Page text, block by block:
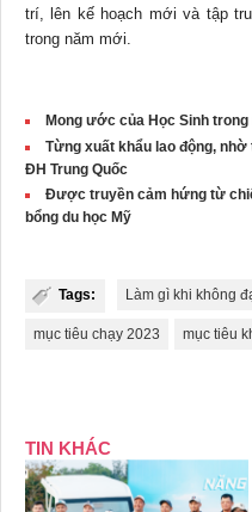
trí, lên kế hoạch mới và tập
trong năm mới.
Mong ước của Học Sinh trong
Từng xuất khẩu lao động,
ĐH Trung Quốc
Được truyền cảm hứng từ
bổng du học Mỹ
Tags: Làm gì khi không
mục tiêu chạy 2023 mục tiêu
TIN KHÁC